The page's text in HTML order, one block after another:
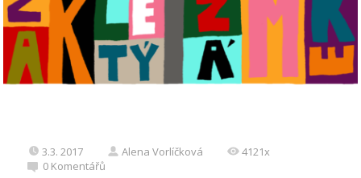
3.3. 2017 Alena Vorlíčková
4121x
0 Komentářů